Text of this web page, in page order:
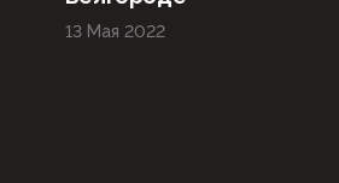
13 Мая 2022